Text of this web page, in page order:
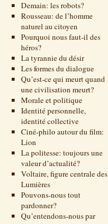
Demain: les robots?
Rousseau: de l’homme
naturel au citoyen
Pourquoi nous faut-il des
héros?
La tyrannie du désir
Les formes du dialogue
Qu’est-ce qui meurt quand
une civilisation meurt?
Morale et politique
Identité personnelle,
identité collective
Ciné-philo autour du film:
Lion
La politesse: toujours une
valeur d’actualité?
Voltaire, figure centrale des
Lumières
Pouvons-nous tout
pardonner?
Qu’entendons-nous par